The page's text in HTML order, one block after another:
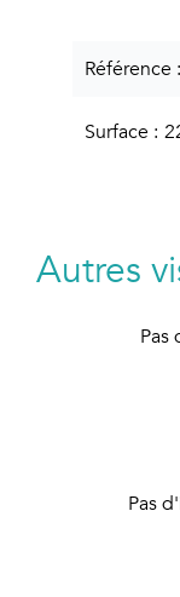
Référence
Surface
Autres
Pas
Pas